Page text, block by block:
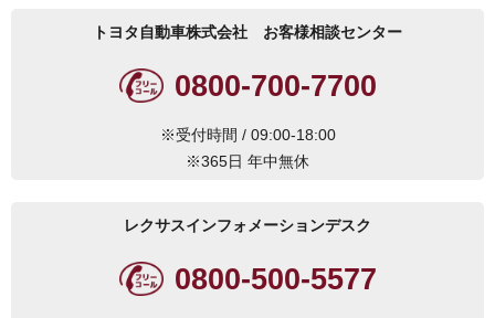
トヨタ自動車株式会社 お客様相談センター
0800-700-7700
※受付時間 / 09:00-18:00
※365日 年中無休
レクサスインフォメーションデスク
0800-500-5577